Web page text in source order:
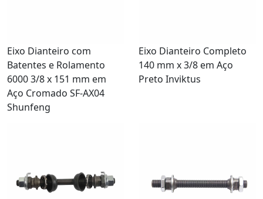
Eixo Dianteiro com
Batentes e Rolamento
6000 3/8 x 151 mm em
Aço Cromado SF-AX04
Shunfeng
Eixo Dianteiro Completo
140 mm x 3/8 em Aço
Preto Inviktus